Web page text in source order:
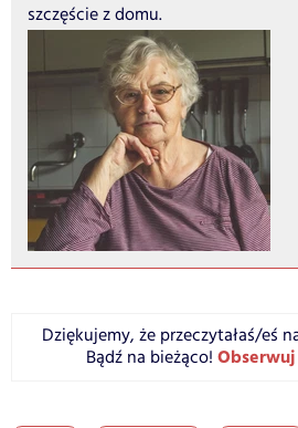
szczęście z domu.
Dziękujemy, że przeczytałaś/eś
Bądź na bieżąco! Obserwuj